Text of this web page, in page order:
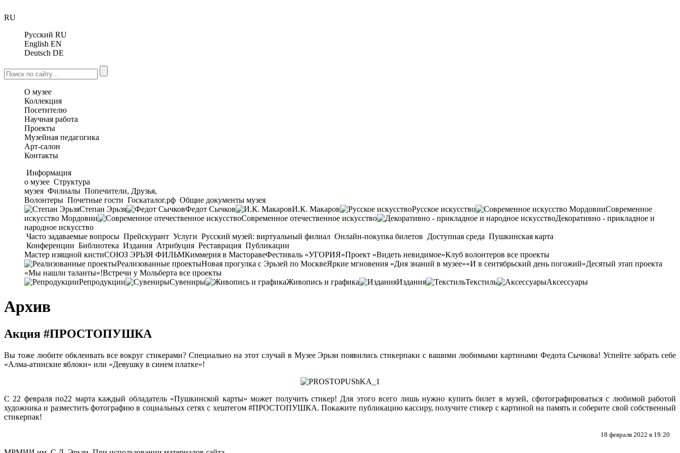
RU
Русский RU
English EN
Deutsch DE
О музее
Коллекция
Посетителю
Научная работа
Проекты
Музейная педагогика
Арт-салон
Контакты
Информация
о музее Структура
музея Филиалы Попечители, Друзья,
Волонтеры Почетные гости Госкаталог.рф Общие документы музея
Степан Эрьзя
Федот Сычков И.К. Макаров Русское искусство
Современное
искусство Мордовии
Современное отечественное искусство
Декоративно - прикладное и
народное искусство
Часто задаваемые вопросы Прейскурант Услуги Русский музей: виртуальный филиал Онлайн-покупка билетов Доступная среда Пушкинская карта
Конференции Библиотека Издания Атрибуция Реставрация Публикации
Мастер изящной кистиСОЮЗ ЭРЬЗЯ ФИЛЬМКиммерия в МасторавеФестиваль «УГОРИЯ»Проект «Видеть невидимое»Клуб волонтеров все проекты
Реализованные проектыНовая прогулка с Эрьзей по МосквеЯркие мгновения «Дня знаний в музее»«И в сентябрьский день погожий»Десятый этап проекта
«Мы нашли таланты»!Встречи у Мольберта все проекты
Репродукции
Сувениры Живопись и графика Издания Текстиль Аксессуары
Архив
Акция #ПРОСТОПУШКА
Вы тоже любите обклеивать все вокруг стикерами? Специально на этот случай в Музее Эрьзи появились стикерпаки с вашими любимыми картинами Федота Сычкова! Успейте забрать себе
«Алма-атинские яблоки» или «Девушку в синем платке»!
С 22 февраля по22 марта каждый обладатель «Пушкинской карты» может получить стикер! Для этого всего лишь нужно купить билет в музей, сфотографироваться с любимой работой
художника и разместить фотографию в социальных сетях с хештегом #ПРОСТОПУШКА. Покажите публикацию кассиру, получите стикер с картиной на память и соберите свой собственный
стикерпак!
18 февраля 2022 в 19:20